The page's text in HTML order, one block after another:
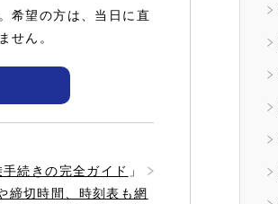
希望の方は、当日に直
せん。
続きの完全ガイド 」
締切時間、時刻表も網